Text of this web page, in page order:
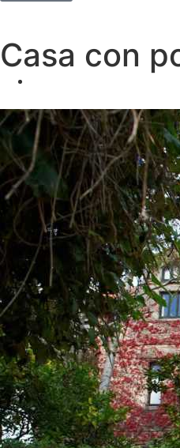
Casa con